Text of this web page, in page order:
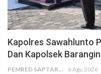
Kapolres Sawahlunto
Dan Kapolsek Barangin
PEMRED SAPTARIUS 6 Agu 2026